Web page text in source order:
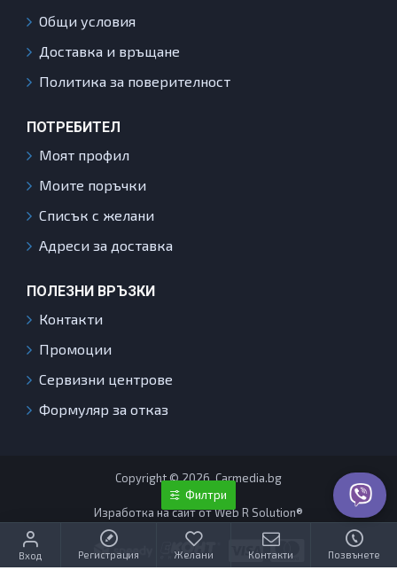
Общи условия
Доставка и връщане
Политика за поверителност
ПОТРЕБИТЕЛ
Моят профил
Моите поръчки
Списък с желани
Адреси за доставка
ПОЛЕЗНИ ВРЪЗКИ
Контакти
Промоции
Сервизни центрове
Формуляр за отказ
Copyright © 2026, Carmedia.bg
Изработка на сайт от Web R Solution®
Вход Регистрация Желани Контакти Позвънете
Филтри